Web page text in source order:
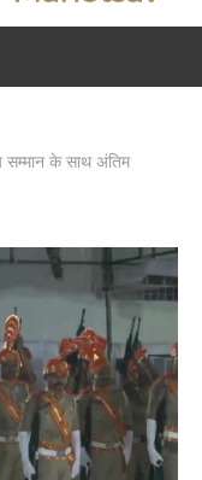
सम्मान के साथ अंतिम